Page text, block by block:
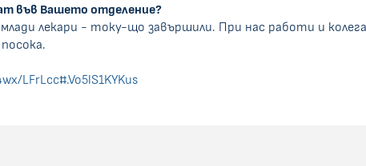
във Вашето отделение?
лекари - току-що завършили. При нас работи и
LFrLcc#.Vo5lS1KYKus